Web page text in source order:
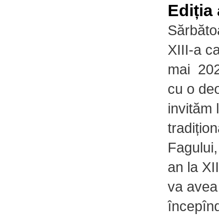
Ediția
XIII-a
mai
cu o
invităm
an la
va